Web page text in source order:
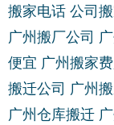
搬家电话 公司
广州搬厂公司
便宜 广州搬家
搬迁公司 广州
广州仓库搬迁